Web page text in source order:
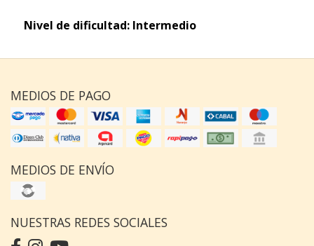
Nivel de dificultad: Intermedio
MEDIOS DE PAGO
MEDIOS DE ENVÍO
NUESTRAS REDES SOCIALES